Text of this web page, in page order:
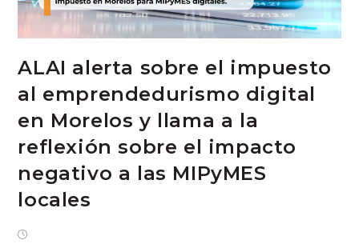
ALAI alerta sobre el impuesto
al emprendedurismo digital
en Morelos y llama a la
reflexión sobre el impacto
negativo a las MIPyMES
locales